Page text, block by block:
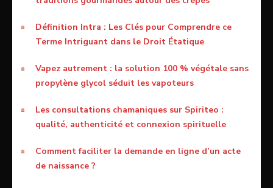
Définition Intra : Les Clés pour Comprendre ce
Terme Intriguant dans le Droit Étatique
Vapez autrement : la solution 100 % végétale sans
propylène glycol séduit les vapoteurs
Les consultations chamaniques sur Spiriteo :
qualité, authenticité et connexion spirituelle
Comment faciliter la demande en ligne d’un acte
de naissance ?